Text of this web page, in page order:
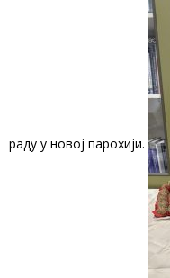
раду у новој парохији.